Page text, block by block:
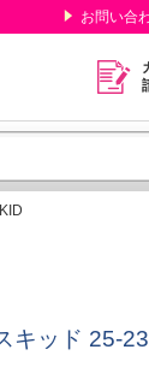
お問い合
キッド 25-